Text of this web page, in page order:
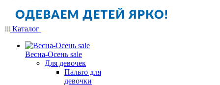
Каталог
Весна-Осень sale
Для девочек
Пальто для
девочки